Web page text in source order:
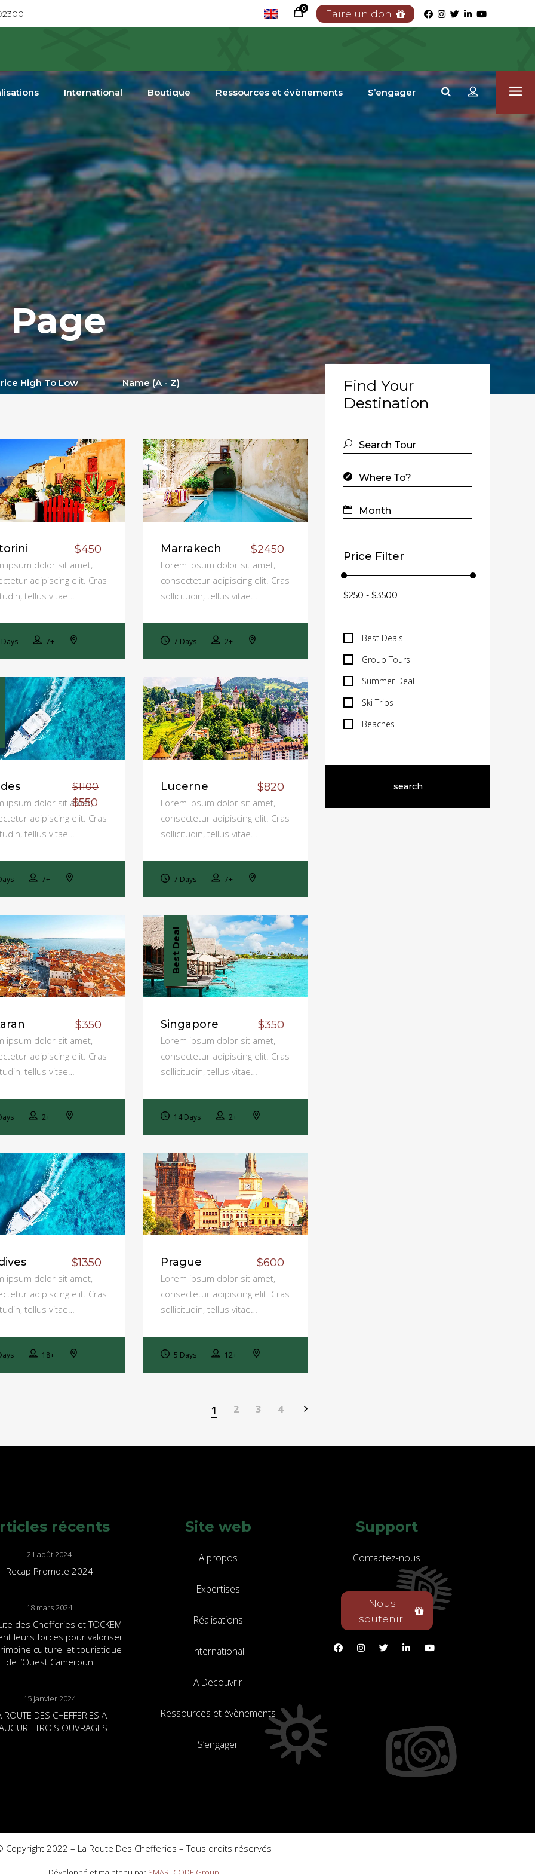
0 Faire un don
International Boutique Ressources et évènements S’engager
Page
High To Low Name (a - Z)
$450
ipsum dolor sit amet,
adipiscing elit. Cras
tellus vitae…
7+
Marrakech $2450
Lorem ipsum dolor sit amet,
consectetur adipiscing elit. Cras
sollicitudin, tellus vitae…
7 Days 2+
$1100
$550
ipsum dolor sit amet,
adipiscing elit. Cras
tellus vitae…
7+
Lucerne $820
Lorem ipsum dolor sit amet,
consectetur adipiscing elit. Cras
sollicitudin, tellus vitae…
7 Days 7+
$350
ipsum dolor sit amet,
adipiscing elit. Cras
tellus vitae…
2+
Best Deal
Singapore $350
Lorem ipsum dolor sit amet,
consectetur adipiscing elit. Cras
sollicitudin, tellus vitae…
14 Days 2+
$1350
ipsum dolor sit amet,
adipiscing elit. Cras
tellus vitae…
18+
Prague $600
Lorem ipsum dolor sit amet,
consectetur adipiscing elit. Cras
sollicitudin, tellus vitae…
5 Days 12+
1 2 3 4
Find Your
Destination
Price Filter
Best Deals
Group Tours
Summer Deal
Ski Trips
Beaches
récents
21 août 2024
Recap Promote 2024
18 mars 2024
des Chefferies et TOCKEM
leurs forces pour valoriser
culturel et touristique
de l’Ouest Cameroun
15 janvier 2024
ROUTE DES CHEFFERIES A
TROIS OUVRAGES
Site web
A propos
Expertises
Réalisations
International
A Decouvrir
Ressources et évènements
S’engager
Support
Contactez-nous
Nous
soutenir
Copyright 2022 – La Route Des Chefferies – Tous droits réservés